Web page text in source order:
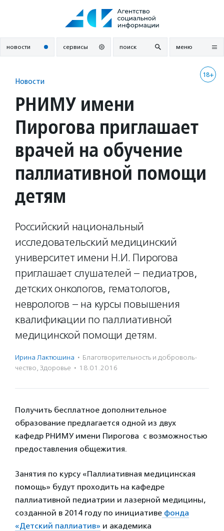
новости сервисы поиск меню
18+
Новости
РНИМУ имени
Пирогова приглашает
врачей на обучение
паллиативной помощи
детям
Российский национальный
исследовательский медицинский
университет имени Н.И. Пирогова
приглашает слушателей – педиатров,
детских онкологов, гематологов,
неврологов – на курсы повышения
квалификации по паллиативной
медицинской помощи детям.
Ирина Лактюшина · Благотвори­тель­ность и доброволь­
чест­во, Здоровье · 18.01.2016
Получить бесплатное дополнительное
образование предлагается одной из двух
кафедр РНИМУ имени Пирогова с возможностью
предоставления общежития.
Занятия по курсу «Паллиативная медицинская
помощь» будут проходить на кафедре
паллиативной педиатрии и лазерной медицины,
созданной в 2014 году по инициативе фонда
«Детский паллиатив» и академика